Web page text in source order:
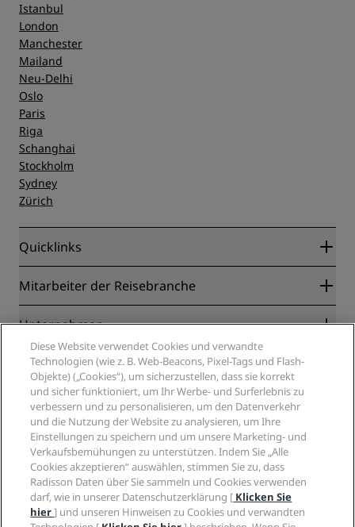
Istanbul
London
Manchester
Mailand
Neu-Delhi
Oslo
Paris
Riga
Schanghai
Stockholm
Sydney
Zürich
Quicklinks
Radisson Rewards
Blog
Neue und aufstrebende Hotels
Radisson Hotels APP
„Sports Approved“-Hotels
Familienfreundliche Hotels
Gesundheit & Sicherheit
Mitarbeiter der Reisebranche
Partner
Reisebüros
Unternehmen
Radisson Hotel Group
Medien
Karriere RHG
Karriere PPHE
Karrieren EHL
The Club by RHG
Entwicklungsmöglichkeiten
Responsible Business – Unser Engagement
Einkauf
Rechtliches
Privacy Centre
Rechtliche Hinweise
Radisson Rewards Geschäftsbedingungen
Website-Nutzungsvereinbarung
Digitale Barrierefreiheit
Moderne Sklaverei – Erklärung
Hilfe
Verbrauchermeldungen
Kontakt
FAQ
Inhaltsübersicht
Soziale Medien
Marken von Radisson Hotels
Diese Website verwendet Cookies und verwandte
Technologien (wie z. B. Web-Beacons, Pixel-Tags und Flash-
Objekte) („Cookies“), um sicherzustellen, dass sie korrekt
und sicher funktioniert, um Ihr Werbe- und Surferlebnis zu
verbessern und zu personalisieren, um den Datenverkehr
und die Nutzung der Website zu analysieren, um Ihre
Einstellungen zu speichern und um unsere Marketing- und
Verkaufsbemühungen zu unterstützen. Indem Sie „Alle
Cookies akzeptieren“ auswählen, stimmen Sie zu, dass
Radisson Daten über Sie sammeln und Cookies verwenden
darf, wie in unserer Datenschutzerklärung [ Klicken Sie
hier] und unseren Hinweisen zu Cookies und verwandten